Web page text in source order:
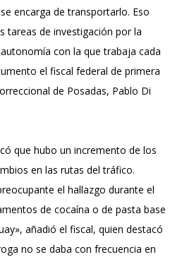
encarga de transportarlo. Eso
tareas de investigación por la
con la que trabaja cada
el fiscal federal de primera
de Posadas, Pablo Di
que hubo un incremento de los
en las rutas del tráfico.
el hallazgo durante el
de cocaína o de pasta base
añadió el fiscal, quien destacó
no se daba con frecuencia en